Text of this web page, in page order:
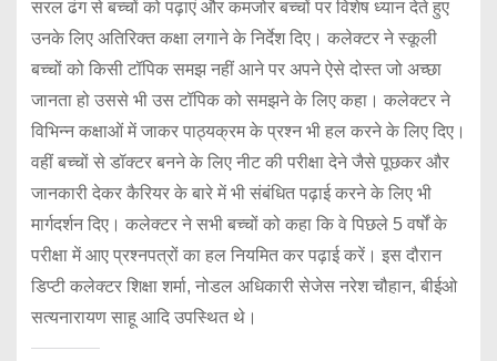
सरल ढंग से बच्चों को पढ़ाएं और कमजोर बच्चों पर विशेष ध्यान देते हुए
उनके लिए अतिरिक्त कक्षा लगाने के निर्देश दिए। कलेक्टर ने स्कूली
बच्चों को किसी टॉपिक समझ नहीं आने पर अपने ऐसे दोस्त जो अच्छा
जानता हो उससे भी उस टॉपिक को समझने के लिए कहा। कलेक्टर ने
विभिन्न कक्षाओं में जाकर पाठ्यक्रम के प्रश्न भी हल करने के लिए दिए।
वहीं बच्चों से डॉक्टर बनने के लिए नीट की परीक्षा देने जैसे पूछकर और
जानकारी देकर कैरियर के बारे में भी संबंधित पढ़ाई करने के लिए भी
मार्गदर्शन दिए। कलेक्टर ने सभी बच्चों को कहा कि वे पिछले 5 वर्षों के
परीक्षा में आए प्रश्नपत्रों का हल नियमित कर पढ़ाई करें। इस दौरान
डिप्टी कलेक्टर शिक्षा शर्मा, नोडल अधिकारी सेजेस नरेश चौहान, बीईओ
सत्यनारायण साहू आदि उपस्थित थे।